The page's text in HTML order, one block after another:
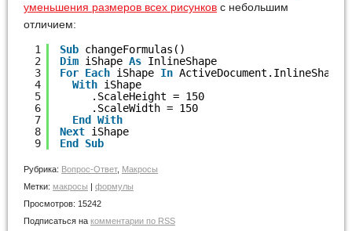
уменьшения размеров всех рисунков с небольшим
отличием:
1
2
3
4
5
6
7
8
9
Sub changeFormulas()
Dim iShape As InlineShape
For Each iShape In ActiveDocument.InlineShapes
With iShape
.ScaleHeight = 150
.ScaleWidth = 150
End
With
Next iShape
End
Sub
Рубрика: Вопрос-Ответ, Макросы
Метки: макросы | формулы
Просмотров: 15242
Подписаться на комментарии по RSS